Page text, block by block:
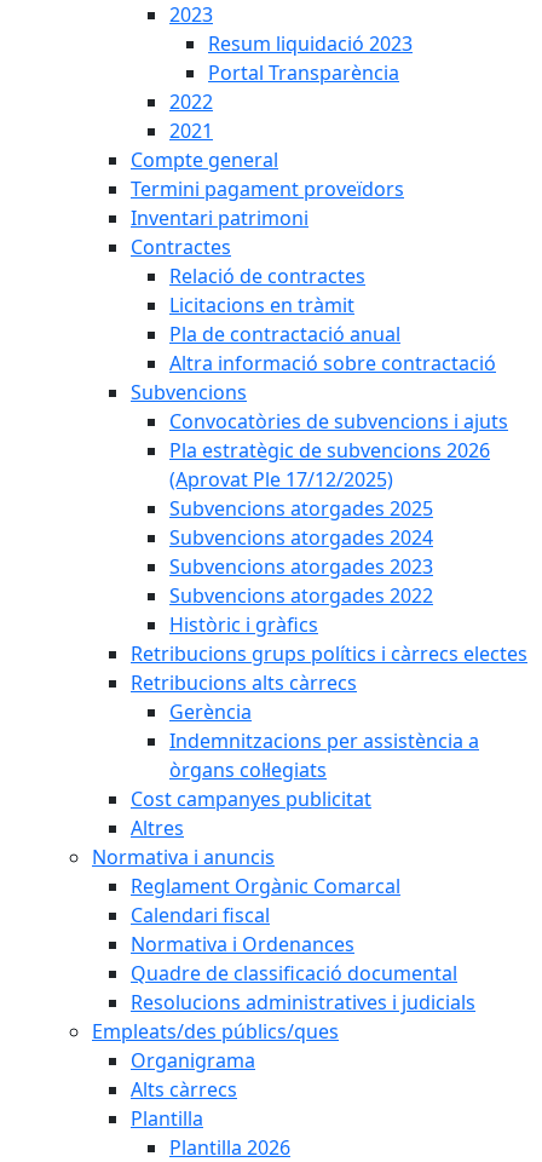
2023
Resum liquidació 2023
Portal Transparència
2022
2021
Compte general
Termini pagament proveïdors
Inventari patrimoni
Contractes
Relació de contractes
Licitacions en tràmit
Pla de contractació anual
Altra informació sobre contractació
Subvencions
Convocatòries de subvencions i ajuts
Pla estratègic de subvencions 2026
(Aprovat Ple 17/12/2025)
Subvencions atorgades 2025
Subvencions atorgades 2024
Subvencions atorgades 2023
Subvencions atorgades 2022
Històric i gràfics
Retribucions grups polítics i càrrecs electes
Retribucions alts càrrecs
Gerència
Indemnitzacions per assistència a
òrgans col·legiats
Cost campanyes publicitat
Altres
Normativa i anuncis
Reglament Orgànic Comarcal
Calendari fiscal
Normativa i Ordenances
Quadre de classificació documental
Resolucions administratives i judicials
Empleats/des públics/ques
Organigrama
Alts càrrecs
Plantilla
Plantilla 2026